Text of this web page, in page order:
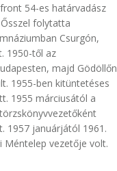
54-es határvadász
folytatta
Csurgón,
1950-től az
majd Gödöllőn
1955-ben kitüntetéses
1955 márciusától a
1957 januárjától 1961.
Méntelep vezetője volt.